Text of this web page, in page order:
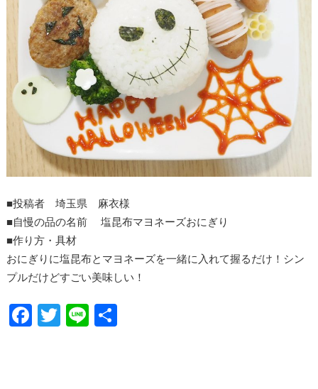
■投稿者 埼玉県 麻衣様
■自慢の品の名前 塩昆布マヨネーズおにぎり
■作り方・具材
おにぎりに塩昆布とマヨネーズを一緒に入れて握るだけ！シン
プルだけどすごい美味しい！
F T Li 共